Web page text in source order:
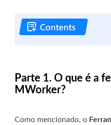
Parte 1. O que é a
MWorker?
Como mencionado, o